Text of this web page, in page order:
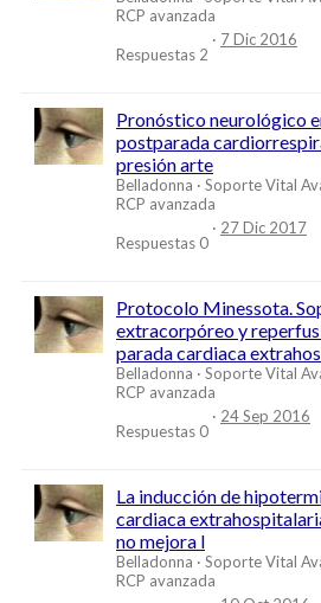
RCP avanzada
Respuestas 2
7 Dic 2016
Pronóstico neurológico
postparada
presión arte
Belladonna
Soporte Vital
RCP avanzada
Respuestas 0
27 Dic 2017
Protocolo Minessota.
extracorpóreo y
parada cardiaca extrahos
Belladonna
Soporte Vital
RCP avanzada
Respuestas 0
24 Sep 2016
La inducción de
cardiaca
no mejora l
Belladonna
Soporte Vital
RCP avanzada